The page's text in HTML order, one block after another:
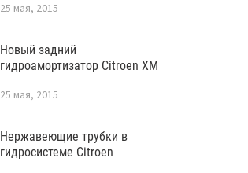
25 мая, 2015
Новый задний
гидроамортизатор Citroen XM
25 мая, 2015
Нержавеющие трубки в
гидросистеме Citroen